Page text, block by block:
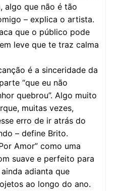
algo que não é tão
– explica o artista.
que o público pode
leve que te traz calma
é a sinceridade da
“que eu não
quebrou”. Algo muito
muitas vezes,
erro de ir atrás do
– define Brito.
Amor” como uma
suave e perfeito para
adianta que
ao longo do ano.